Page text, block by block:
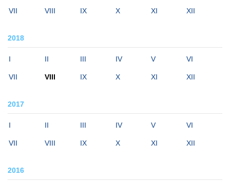
VII VIII IX X XI XII
2018
I II III IV V VI
VII VIII IX X XI XII
2017
I II III IV V VI
VII VIII IX X XI XII
2016